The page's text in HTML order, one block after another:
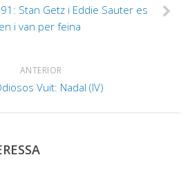
Stan Getz i Eddie Sauter es
i van per feina
ANTERIOR
Vuit: Nadal (IV)